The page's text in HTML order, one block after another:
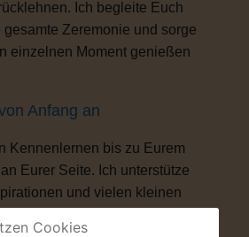
Ich begleite Euch
Zeremonie und sorge
einzelnen Moment genießen
Anfang an
Kennenlernen bis zu Eurem
Eurer Seite. Ich unterstütze
und vielen kleinen
besonders machen.
Cookies